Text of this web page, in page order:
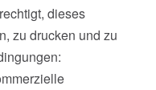
dieses
zu drucken und zu